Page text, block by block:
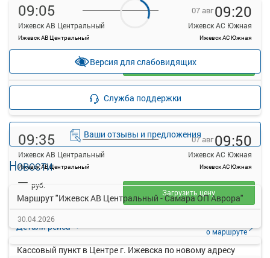
09:05
Ижевск АВ Центральный
Ижевск АВ Центральный
07 авг09:20
Ижевск АС Южная
Ижевск АС Южная
—
Загрузить цену
09:35
Ижевск АВ Центральный
Ижевск АВ Центральный
07 авг09:50
Ижевск АС Южная
Ижевск АС Южная
Детали рейса
о маршруте
— руб.
Загрузить цену
Версия для слабовидящих
Служба поддержки
Ваши отзывы и предложения
Новости
Маршрут "Ижевск АВ Центральный - Самара ОП Аврора"
30.04.2026
Кассовый пункт в Центре г. Ижевска по новому адресу